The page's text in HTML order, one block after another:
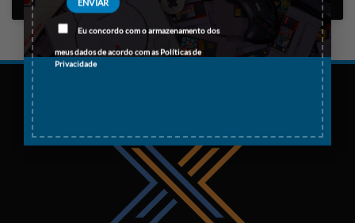
Eu concordo com o armazenamento dos
meus dados de acordo com asPolíticas de
Privacidade